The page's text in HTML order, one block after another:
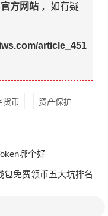
方网站 ，如有疑
article_451
货币 资产保护
哪个好
包免费领币五大坑排名